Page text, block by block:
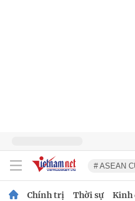
# ASEAN
Chính trị Thời sự Kinh